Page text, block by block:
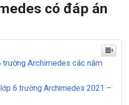
có đáp án
trường Archimedes các năm
lớp 6 trường Archimedes 2021 –